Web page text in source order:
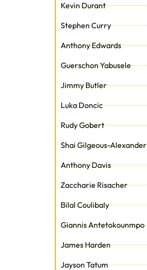
Kevin Durant
Stephen Curry
Anthony Edwards
Guerschon Yabusele
Jimmy Butler
Luka Doncic
Rudy Gobert
Shai Gilgeous-Alexander
Anthony Davis
Zaccharie Risacher
Bilal Coulibaly
Giannis Antetokounmpo
James Harden
Jayson Tatum